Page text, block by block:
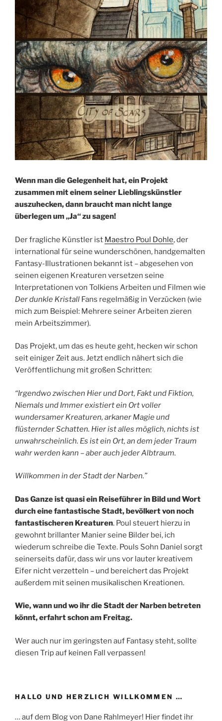
Wenn man die Gelegenheit hat, ein Projekt
zusammen mit einem seiner Lieblingskünstler
auszuhecken, dann braucht man nicht lange
überlegen um „Ja“ zu sagen!
Der fragliche Künstler ist Maestro Poul Dohle, der
international für seine wunderschönen, handgemalten
Fantasy-Illustrationen bekannt ist – abgesehen von
seinen eigenen Kreaturen versetzen seine
Interpretationen von Tolkiens Arbeiten und Filmen wie
Der dunkle Kristall Fans regelmäßig in Verzücken (wie
mich zum Beispiel: Mehrere seiner Arbeiten zieren
mein Arbeitszimmer).
Das Projekt, um das es heute geht, hecken wir schon
seit einiger Zeit aus. Jetzt endlich nähert sich die
Veröffentlichung mit großen Schritten:
“Irgendwo zwischen Hier und Dort, Fakt und Fiktion,
Niemals und Immer existiert ein Ort voller
wundersamer Kreaturen, arkaner Magie und
flüsternder Schatten. Hier ist alles möglich, nichts ist
unwahrscheinlich. Es ist ein Ort, an dem jeder Traum
wahr werden kann – aber auch jeder Albtraum.
Willkommen in der Stadt der Narben.”
Das Ganze ist quasi ein Reiseführer in Bild und Wort
durch eine fantastische Stadt, bevölkert von noch
fantastischeren Kreaturen. Poul steuert hierzu in
gewohnt brillanter Manier seine Bilder bei, ich
wiederum schreibe die Texte. Pouls Sohn Daniel sorgt
seinerseits dafür, dass wir uns vor lauter kreativem
Eifer nicht verzetteln – und bereichert das Projekt
außerdem mit seinen musikalischen Kreationen.
Wie, wann und wo ihr die Stadt der Narben betreten
könnt, erfahrt schon am Freitag.
Wer auch nur im geringsten auf Fantasy steht, sollte
diesen Trip auf keinen Fall verpassen!
HALLO UND HERZLICH WILLKOMMEN …
… auf dem Blog von Dane Rahlmeyer! Hier findet ihr